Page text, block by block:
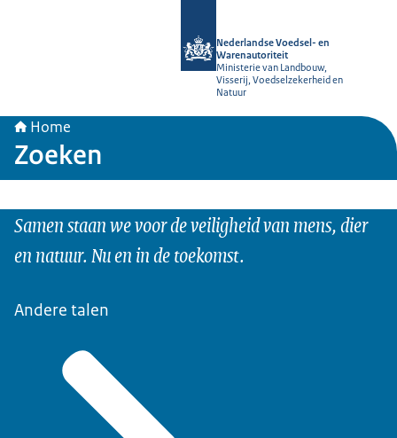
Nederlandse Voedsel- en
Warenautoriteit
Ministerie van Landbouw,
Visserij, Voedselzekerheid en
Natuur
Home
Zoeken
Samen staan we voor de veiligheid van mens, dier
en natuur. Nu en in de toekomst.
Andere talen